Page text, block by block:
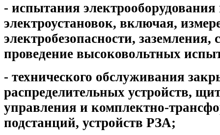
- испытания электрооборудования
электроустановок, включая,
электробезопасности,
проведение высоковольтных
- технического обслуживания
распределительных устройств,
управления и комплектно-
подстанций, устройств РЗА;